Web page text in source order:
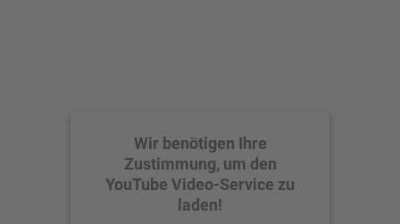
Wir benötigen Ihre
Zustimmung, um den
YouTube Video-Service zu
laden!